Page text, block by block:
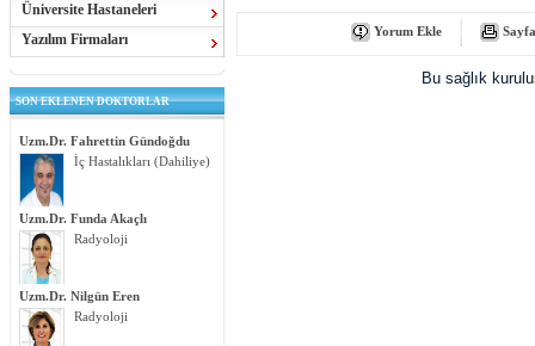
Üniversite Hastaneleri
Yazılım Firmaları
SON EKLENEN DOKTORLAR
Uzm.Dr. Fahrettin Gündoğdu
İç Hastalıkları (Dahiliye)
Uzm.Dr. Funda Akaçlı
Radyoloji
Uzm.Dr. Nilgün Eren
Radyoloji
Yorum Ekle
Bu sağlık